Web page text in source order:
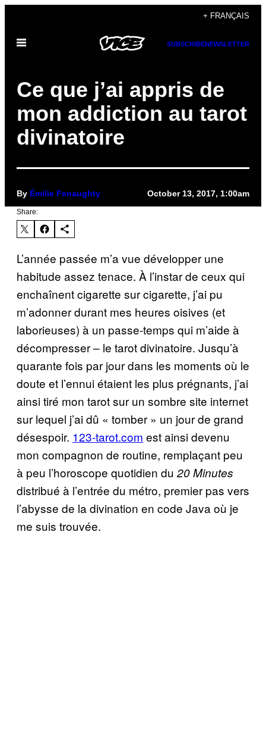
content
+ FRANÇAIS
Open
SUBSCRIBENEWSLETTER
Ce que j’ai appris de
mon addiction au tarot
divinatoire
By Émilie Fenaughty October 13, 2017, 1:00am
Share:
L’année passée m’a vue développer une
habitude assez tenace. À l’instar de ceux qui
enchaînent cigarette sur cigarette, j’ai pu
m’adonner durant mes heures oisives (et
laborieuses) à un passe-temps qui m’aide à
décompresser – le tarot divinatoire. Jusqu’à
quarante fois par jour dans les moments où le
doute et l’ennui étaient les plus prégnants, j’ai
ainsi tiré mon tarot sur un sombre site internet
sur lequel j’ai dû « tomber » un jour de grand
désespoir. 123-tarot.com est ainsi devenu
mon compagnon de routine, remplaçant peu
à peu l’horoscope quotidien du 20 Minutes
distribué à l’entrée du métro, premier pas vers
l’abysse de la divination en code Java où je
me suis trouvée.